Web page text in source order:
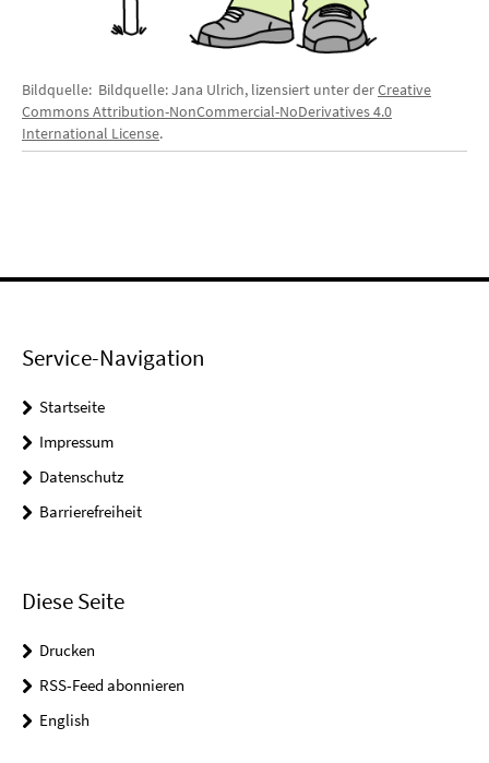
Bildquelle: Bildquelle: Jana Ulrich, lizensiert unter derCreative
Commons Attribution-NonCommercial-NoDerivatives 4.0
International License.
Service-Navigation
Startseite
Impressum
Datenschutz
Barrierefreiheit
Diese Seite
Drucken
RSS-Feed abonnieren
English